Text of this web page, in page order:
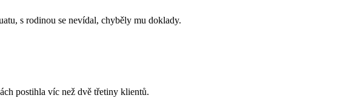
s rodinou se nevídal, chyběly mu doklady.
postihla víc než dvě třetiny klientů.